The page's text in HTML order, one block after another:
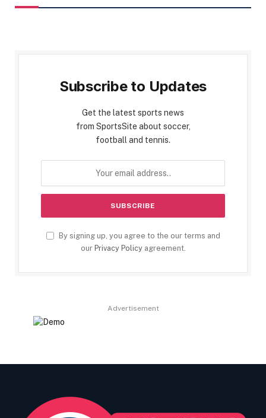
Subscribe to Updates
Get the latest sports news
from SportsSite about soccer,
football and tennis.
By signing up, you agree to the our terms and
our Privacy Policyagreement.
Advertisement